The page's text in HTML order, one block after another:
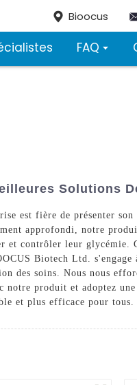
Bioocus
FAQ
Solutions
est fière de présenter
approfondi, notre
contrôler leur glycémie.
Biotech Ltd. s'engage
des soins. Nous nous
notre produit et adoptez
et plus efficace pour tous.